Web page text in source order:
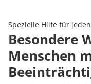
Spezielle Hilfe für
Besondere
Menschen